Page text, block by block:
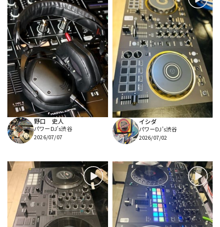
野口 史人
パワーDJ's渋谷
2026/07/07
イシダ
パワーDJ's渋谷
2026/07/02